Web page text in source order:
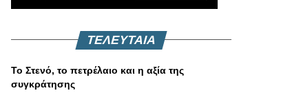
ΤΕΛΕΥΤΑΙΑ
Το Στενό, το πετρέλαιο και η αξία της
συγκράτησης